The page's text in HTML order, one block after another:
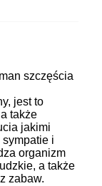
szczęścia
jest to
także
jakimi
i
organizm
a także
zabaw.